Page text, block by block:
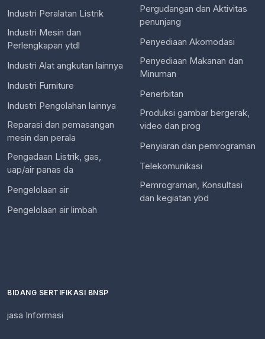
Industri Peralatan Listrik
Industri Mesin dan
Perlengkapan ytdl
Industri Alat angkutan lainnya
Industri Furniture
Industri Pengolahan lainnya
Reparasi dan pemasangan
mesin dan perala
Pengadaan Listrik, gas,
uap/air panas da
Pengelolaan air
Pengelolaan air limbah
Pergudangan dan Aktivitas
penunjang
Penyediaan Akomodasi
Penyediaan Makanan dan
Minuman
Penerbitan
Produksi gambar bergerak,
video dan prog
Penyiaran dan pemrograman
Telekomunikasi
Pemrograman, Konsultasi
dan kegiatan ybd
BIDANG SERTIFIKASI BNSP
jasa Informasi